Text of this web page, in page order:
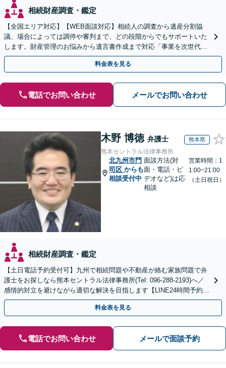
相続財産調査・鑑定
【全国エリア対応】【WEB面談対応】相続人の調査から遺産分割協
議、場合によっては調停や審判まで、どの段階からでもサポートいた
します。財産管理のお悩みから遺言書作成まで対応「事業を次世代に
引き継ぐ安心の事業承継をサポート」【完全個室相談】
料金表を見る
電話でお問い合わせ メールでお問い合わせ
木野 博徳 弁護士 熊本県
熊本セントラル法律事務所
北九州市門
司区 からも
相談受付中
面談方法(対
面・電話・ビ
デオなど)は応
相談
営業時間：1
1:00~21:00
（土日祝日）
相続財産調査・鑑定
【土日電話予約受付可】九州で相続問題や不動産が絡む家族問題で弁
護士をお探しなら熊本セントラル法律事務所(Tel: 096-288-2193)へ／
感情的対立を避けながら適切な解決を目指します【LINE24時間予約受
付可】【休日・夜間相談可】
料金表を見る
電話でお問い合わせ メールで面談予約